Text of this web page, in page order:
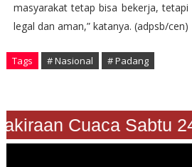
masyarakat tetap bisa bekerja,
legal dan aman,” katanya. (adpsb/cen)
Tags # Nasional # Padang
Cuaca Sabtu